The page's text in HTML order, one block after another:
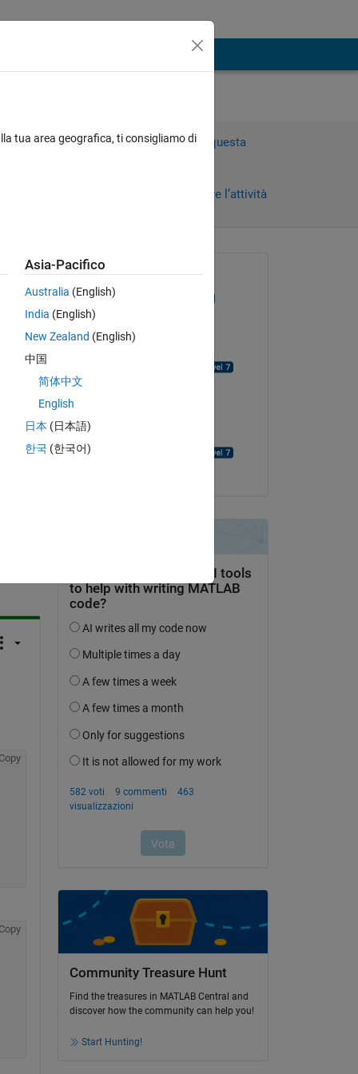
Accedi per rispondere a questa
Accedi per seguire l’attività
Copy
Copy
Richiesto:
William Thielicke
il 21 Gen 2024
Commentato:
Accettato:
Community Treasure Hunt
Find the treasures in MATLAB Central and
discover how the community can help you!
Start Hunting!
tua area geografica, ti consigliamo di
Asia-Pacifico
Australia (English)
India (English)
New Zealand (English)
中国
简体中文
English
日本 (日本語)
한국 (한국어)